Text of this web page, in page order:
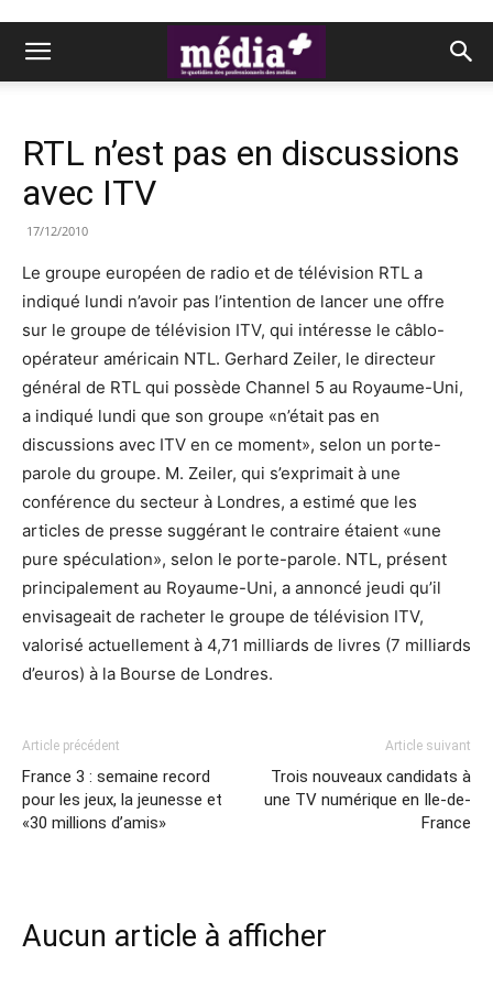
RTL n’est pas en discussions
avec ITV
17/12/2010
Le groupe européen de radio et de télévision RTL a
indiqué lundi n’avoir pas l’intention de lancer une offre
sur le groupe de télévision ITV, qui intéresse le câblo-
opérateur américain NTL. Gerhard Zeiler, le directeur
général de RTL qui possède Channel 5 au Royaume-Uni,
a indiqué lundi que son groupe «n’était pas en
discussions avec ITV en ce moment», selon un porte-
parole du groupe. M. Zeiler, qui s’exprimait à une
conférence du secteur à Londres, a estimé que les
articles de presse suggérant le contraire étaient «une
pure spéculation», selon le porte-parole. NTL, présent
principalement au Royaume-Uni, a annoncé jeudi qu’il
envisageait de racheter le groupe de télévision ITV,
valorisé actuellement à 4,71 milliards de livres (7 milliards
d’euros) à la Bourse de Londres.
Article précédent
France 3 : semaine record
pour les jeux, la jeunesse et
«30 millions d’amis»
Article suivant
Trois nouveaux candidats à
une TV numérique en Ile-de-
France
Aucun article à afficher